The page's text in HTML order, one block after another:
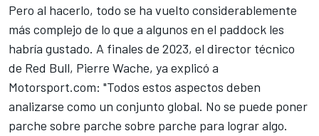
Pero al hacerlo, todo se ha vuelto considerablemente
más complejo de lo que a algunos en el paddock les
habría gustado. A finales de 2023, el director técnico
de Red Bull, Pierre Wache, ya explicó a
Motorsport.com: "Todos estos aspectos deben
analizarse como un conjunto global. No se puede poner
parche sobre parche sobre parche para lograr algo.